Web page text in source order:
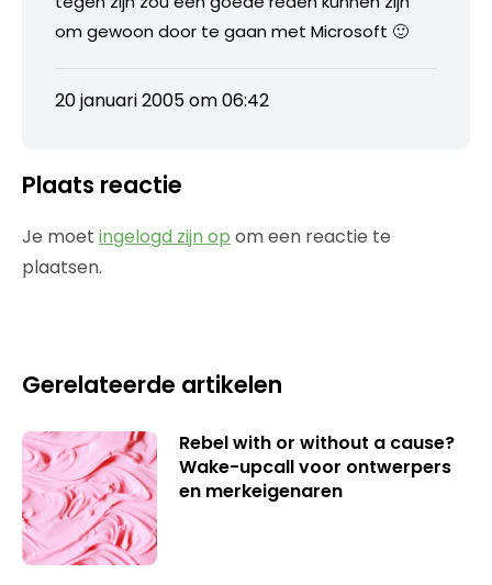
om gewoon door te gaan met Microsoft 🙂
20 januari 2005 om 06:42
Plaats reactie
Je moet ingelogd zijn op om een reactie te
plaatsen.
Gerelateerde artikelen
Rebel with or without a cause?
Wake-upcall voor ontwerpers
en merkeigenaren